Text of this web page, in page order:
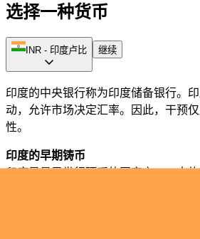
选择一种货币
INR - 印度卢比 继续
印度的中央银行称为印度储备银行。
动，允许市场决定汇率。因此，干预
性。
印度的早期铸币
印度是最早发行硬币的国家之一，大